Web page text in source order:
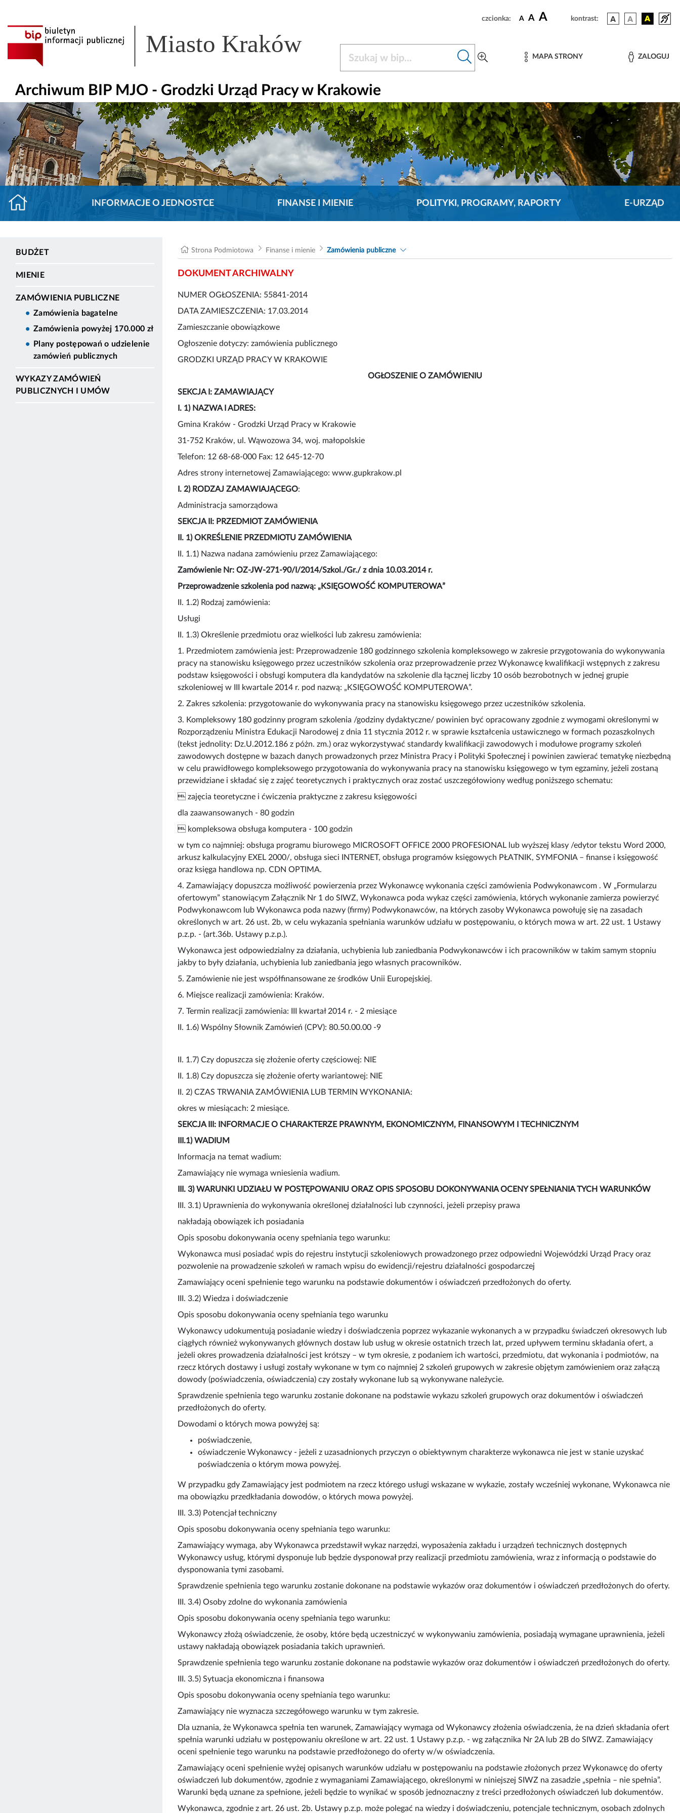
czcionka: A A A kontrast:
Miasto Kraków MAPA STRONY ZALOGUJ
Archiwum BIP MJO - Grodzki Urząd Pracy w Krakowie
INFORMACJE O JEDNOSTCE FINANSE I MIENIE POLITYKI, PROGRAMY, RAPORTY E-URZĄD
BUDŻET
MIENIE
ZAMÓWIENIA PUBLICZNE
Zamówienia bagatelne
Zamówienia powyżej 170.000 zł
Plany postępowań o udzielenie
zamówień publicznych
WYKAZY ZAMÓWIEŃ
PUBLICZNYCH I UMÓW
Strona Podmiotowa Finanse i mienie Zamówienia publiczne
DOKUMENT ARCHIWALNY
NUMER OGŁOSZENIA: 55841-2014
DATA ZAMIESZCZENIA: 17.03.2014
Zamieszczanie obowiązkowe
Ogłoszenie dotyczy: zamówienia publicznego
GRODZKI URZĄD PRACY W KRAKOWIE
OGŁOSZENIE O ZAMÓWIENIU
SEKCJA I: ZAMAWIAJĄCY
I. 1) NAZWA I ADRES:
Gmina Kraków - Grodzki Urząd Pracy w Krakowie
31-752 Kraków, ul. Wąwozowa 34, woj. małopolskie
Telefon: 12 68-68-000 Fax: 12 645-12-70
Adres strony internetowej Zamawiającego: www.gupkrakow.pl
I. 2) RODZAJ ZAMAWIAJĄCEGO:
Administracja samorządowa
SEKCJA II: PRZEDMIOT ZAMÓWIENIA
II. 1) OKREŚLENIE PRZEDMIOTU ZAMÓWIENIA
II. 1.1) Nazwa nadana zamówieniu przez Zamawiającego:
Zamówienie Nr: OZ-JW-271-90/I/2014/Szkol./Gr./ z dnia 10.03.2014 r.
Przeprowadzenie szkolenia pod nazwą: „KSIĘGOWOŚĆ KOMPUTEROWA”
II. 1.2) Rodzaj zamówienia:
Usługi
II. 1.3) Określenie przedmiotu oraz wielkości lub zakresu zamówienia:
1. Przedmiotem zamówienia jest: Przeprowadzenie 180 godzinnego szkolenia kompleksowego w zakresie przygotowania do wykonywania
pracy na stanowisku księgowego przez uczestników szkolenia oraz przeprowadzenie przez Wykonawcę kwalifikacji wstępnych z zakresu
podstaw księgowości i obsługi komputera dla kandydatów na szkolenie dla łącznej liczby 10 osób bezrobotnych w jednej grupie
szkoleniowej w III kwartale 2014 r. pod nazwą: „KSIĘGOWOŚĆ KOMPUTEROWA”.
2. Zakres szkolenia: przygotowanie do wykonywania pracy na stanowisku księgowego przez uczestników szkolenia.
3. Kompleksowy 180 godzinny program szkolenia /godziny dydaktyczne/ powinien być opracowany zgodnie z wymogami określonymi w
Rozporządzeniu Ministra Edukacji Narodowej z dnia 11 stycznia 2012 r. w sprawie kształcenia ustawicznego w formach pozaszkolnych
(tekst jednolity: Dz.U.2012.186 z póżn. zm.) oraz wykorzystywać standardy kwalifikacji zawodowych i modułowe programy szkoleń
zawodowych dostępne w bazach danych prowadzonych przez Ministra Pracy i Polityki Społecznej i powinien zawierać tematykę niezbędną
w celu prawidłowego kompleksowego przygotowania do wykonywania pracy na stanowisku księgowego w tym egzaminy, jeżeli zostaną
przewidziane i składać się z zajęć teoretycznych i praktycznych oraz zostać uszczegółowiony według poniższego schematu:
 zajęcia teoretyczne i ćwiczenia praktyczne z zakresu księgowości
dla zaawansowanych - 80 godzin
 kompleksowa obsługa komputera - 100 godzin
w tym co najmniej: obsługa programu biurowego MICROSOFT OFFICE 2000 PROFESIONAL lub wyższej klasy /edytor tekstu Word 2000,
arkusz kalkulacyjny EXEL 2000/, obsługa sieci INTERNET, obsługa programów księgowych PŁATNIK, SYMFONIA – finanse i księgowość
oraz księga handlowa np. CDN OPTIMA.
4. Zamawiający dopuszcza możliwość powierzenia przez Wykonawcę wykonania części zamówienia Podwykonawcom . W „Formularzu
ofertowym” stanowiącym Załącznik Nr 1 do SIWZ, Wykonawca poda wykaz części zamówienia, których wykonanie zamierza powierzyć
Podwykonawcom lub Wykonawca poda nazwy (firmy) Podwykonawców, na których zasoby Wykonawca powołuję się na zasadach
określonych w art. 26 ust. 2b, w celu wykazania spełniania warunków udziału w postępowaniu, o których mowa w art. 22 ust. 1 Ustawy
p.z.p. - (art.36b. Ustawy p.z.p.).
Wykonawca jest odpowiedzialny za działania, uchybienia lub zaniedbania Podwykonawców i ich pracowników w takim samym stopniu
jakby to były działania, uchybienia lub zaniedbania jego własnych pracowników.
5. Zamówienie nie jest współfinansowane ze środków Unii Europejskiej.
6. Miejsce realizacji zamówienia: Kraków.
7. Termin realizacji zamówienia: III kwartał 2014 r. - 2 miesiące
II. 1.6) Wspólny Słownik Zamówień (CPV): 80.50.00.00 -9
II. 1.7) Czy dopuszcza się złożenie oferty częściowej: NIE
II. 1.8) Czy dopuszcza się złożenie oferty wariantowej: NIE
II. 2) CZAS TRWANIA ZAMÓWIENIA LUB TERMIN WYKONANIA:
okres w miesiącach: 2 miesiące.
SEKCJA III: INFORMACJE O CHARAKTERZE PRAWNYM, EKONOMICZNYM, FINANSOWYM I TECHNICZNYM
III.1) WADIUM
Informacja na temat wadium:
Zamawiający nie wymaga wniesienia wadium.
III. 3) WARUNKI UDZIAŁU W POSTĘPOWANIU ORAZ OPIS SPOSOBU DOKONYWANIA OCENY SPEŁNIANIA TYCH WARUNKÓW
III. 3.1) Uprawnienia do wykonywania określonej działalności lub czynności, jeżeli przepisy prawa
nakładają obowiązek ich posiadania
Opis sposobu dokonywania oceny spełniania tego warunku:
Wykonawca musi posiadać wpis do rejestru instytucji szkoleniowych prowadzonego przez odpowiedni Wojewódzki Urząd Pracy oraz
pozwolenie na prowadzenie szkoleń w ramach wpisu do ewidencji/rejestru działalności gospodarczej
Zamawiający oceni spełnienie tego warunku na podstawie dokumentów i oświadczeń przedłożonych do oferty.
III. 3.2) Wiedza i doświadczenie
Opis sposobu dokonywania oceny spełniania tego warunku
Wykonawcy udokumentują posiadanie wiedzy i doświadczenia poprzez wykazanie wykonanych a w przypadku świadczeń okresowych lub
ciągłych również wykonywanych głównych dostaw lub usług w okresie ostatnich trzech lat, przed upływem terminu składania ofert, a
jeżeli okres prowadzenia działalności jest krótszy – w tym okresie, z podaniem ich wartości, przedmiotu, dat wykonania i podmiotów, na
rzecz których dostawy i usługi zostały wykonane w tym co najmniej 2 szkoleń grupowych w zakresie objętym zamówieniem oraz załączą
dowody (poświadczenia, oświadczenia) czy zostały wykonane lub są wykonywane należycie.
Sprawdzenie spełnienia tego warunku zostanie dokonane na podstawie wykazu szkoleń grupowych oraz dokumentów i oświadczeń
przedłożonych do oferty.
Dowodami o których mowa powyżej są:
poświadczenie,
oświadczenie Wykonawcy - jeżeli z uzasadnionych przyczyn o obiektywnym charakterze wykonawca nie jest w stanie uzyskać
poświadczenia o którym mowa powyżej.
W przypadku gdy Zamawiający jest podmiotem na rzecz którego usługi wskazane w wykazie, zostały wcześniej wykonane, Wykonawca nie
ma obowiązku przedkładania dowodów, o których mowa powyżej.
III. 3.3) Potencjał techniczny
Opis sposobu dokonywania oceny spełniania tego warunku:
Zamawiający wymaga, aby Wykonawca przedstawił wykaz narzędzi, wyposażenia zakładu i urządzeń technicznych dostępnych
Wykonawcy usług, którymi dysponuje lub będzie dysponował przy realizacji przedmiotu zamówienia, wraz z informacją o podstawie do
dysponowania tymi zasobami.
Sprawdzenie spełnienia tego warunku zostanie dokonane na podstawie wykazów oraz dokumentów i oświadczeń przedłożonych do oferty.
III. 3.4) Osoby zdolne do wykonania zamówienia
Opis sposobu dokonywania oceny spełniania tego warunku:
Wykonawcy złożą oświadczenie, że osoby, które będą uczestniczyć w wykonywaniu zamówienia, posiadają wymagane uprawnienia, jeżeli
ustawy nakładają obowiązek posiadania takich uprawnień.
Sprawdzenie spełnienia tego warunku zostanie dokonane na podstawie wykazów oraz dokumentów i oświadczeń przedłożonych do oferty.
III. 3.5) Sytuacja ekonomiczna i finansowa
Opis sposobu dokonywania oceny spełniania tego warunku:
Zamawiający nie wyznacza szczegółowego warunku w tym zakresie.
Dla uznania, że Wykonawca spełnia ten warunek, Zamawiający wymaga od Wykonawcy złożenia oświadczenia, że na dzień składania ofert
spełnia warunki udziału w postępowaniu określone w art. 22 ust. 1 Ustawy p.z.p. - wg załącznika Nr 2A lub 2B do SIWZ. Zamawiający
oceni spełnienie tego warunku na podstawie przedłożonego do oferty w/w oświadczenia.
Zamawiający oceni spełnienie wyżej opisanych warunków udziału w postępowaniu na podstawie złożonych przez Wykonawcę do oferty
oświadczeń lub dokumentów, zgodnie z wymaganiami Zamawiającego, określonymi w niniejszej SIWZ na zasadzie „spełnia – nie spełnia”.
Warunki będą uznane za spełnione, jeżeli będzie to wynikać w sposób jednoznaczny z treści przedłożonych oświadczeń lub dokumentów.
Wykonawca, zgodnie z art. 26 ust. 2b. Ustawy p.z.p. może polegać na wiedzy i doświadczeniu, potencjale technicznym, osobach zdolnych